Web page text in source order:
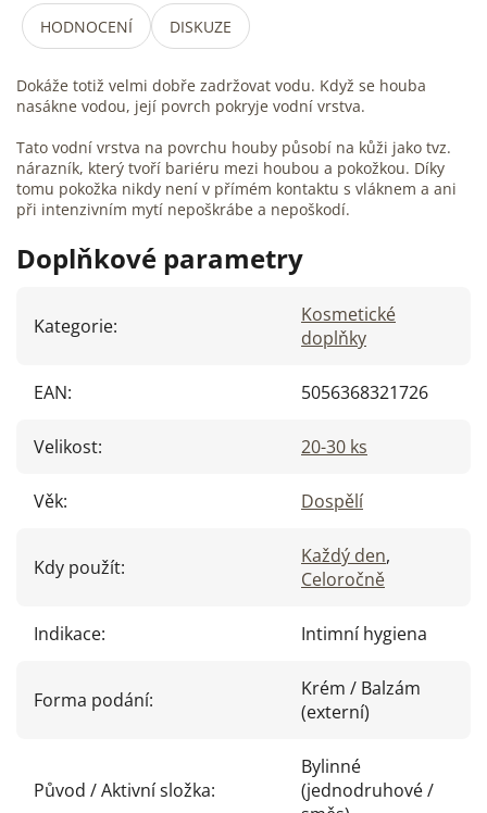
HODNOCENÍ DISKUZE
Dokáže totiž velmi dobře zadržovat vodu. Když se houba
nasákne vodou, její povrch pokryje vodní vrstva.
Tato vodní vrstva na povrchu houby působí na kůži jako tvz.
nárazník, který tvoří bariéru mezi houbou a pokožkou. Díky
tomu pokožka nikdy není v přímém kontaktu s vláknem a ani
při intenzivním mytí nepoškrábe a nepoškodí.
Doplňkové parametry
Kategorie:
Kosmetické
doplňky
EAN: 5056368321726
Velikost: 20-30 ks
Věk: Dospělí
Kdy použít: Každý den,
Celoročně
Indikace: Intimní hygiena
Forma podání:
Krém / Balzám
(externí)
Původ / Aktivní složka:
Bylinné
(jednodruhové /